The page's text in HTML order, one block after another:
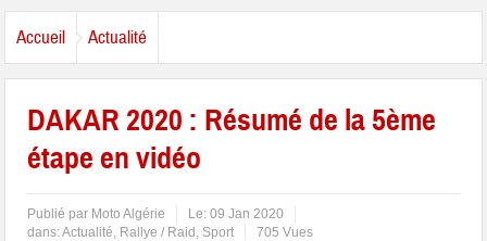
Accueil Actualité
DAKAR 2020 : Résumé de la 5ème
étape en vidéo
Publié par Moto Algérie Le:09 Jan 2020
dans:Actualité, Rallye / Raid , Sport 705 Vues